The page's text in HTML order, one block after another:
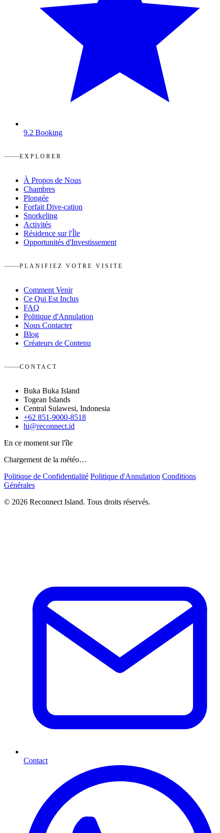
9.2 Booking
EXPLORER
À Propos de Nous
Chambres
Plongée
Forfait Dive-cation
Snorkeling
Activités
Résidence sur l'Île
Opportunités d'Investissement
PLANIFIEZ VOTRE VISITE
Comment Venir
Ce Qui Est Inclus
FAQ
Politique d'Annulation
Nous Contacter
Blog
Créateurs de Contenu
CONTACT
Buka Buka Island
Togean Islands
Central Sulawesi, Indonesia
+62 851-9000-8518
hi@reconnect.id
En ce moment sur l'île
Chargement de la météo…
Politique de Confidentialité Politique d'Annulation Conditions
Générales
© 2026 Reconnect Island. Tous droits réservés.
Contact